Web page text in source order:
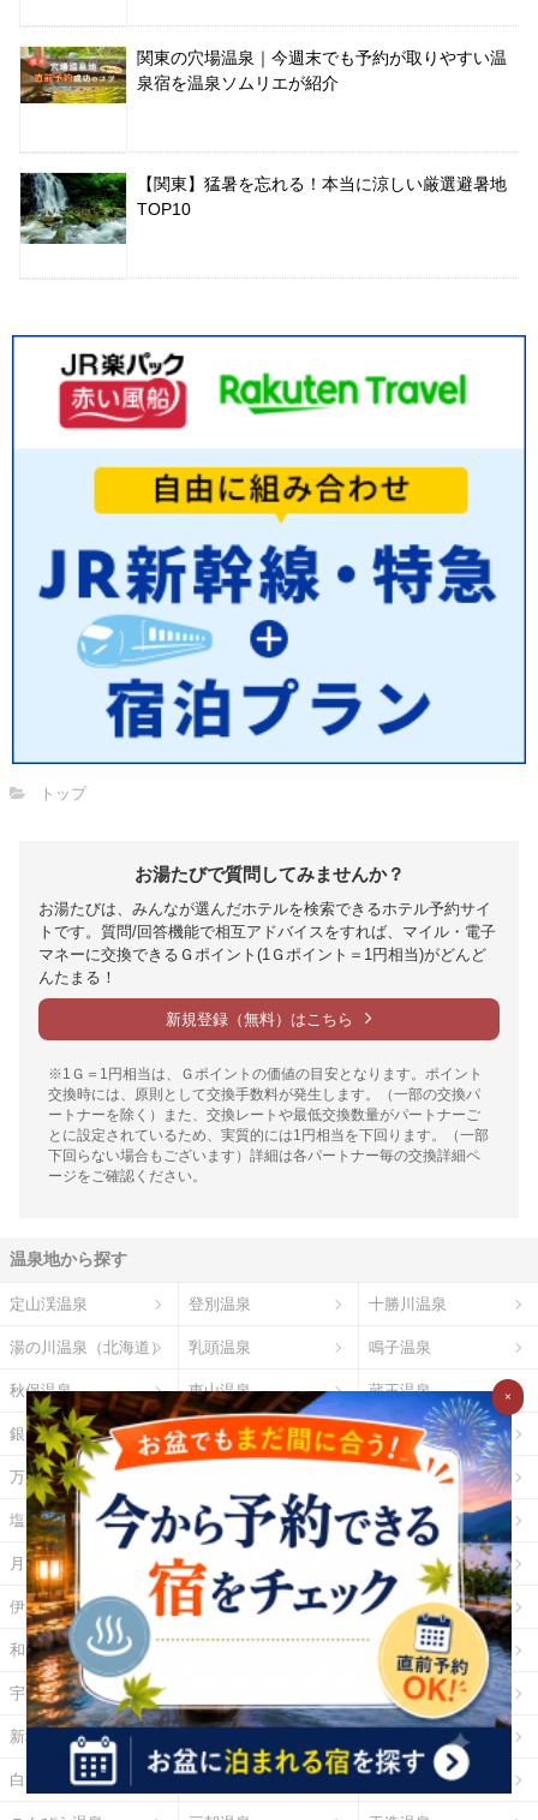
関東の穴場温泉｜今週末でも予約が取りやすい温
泉宿を温泉ソムリエが紹介
【関東】猛暑を忘れる！本当に涼しい厳選避暑地
TOP10
トップ
お湯たびで質問してみませんか？
お湯たびは、みんなが選んだホテルを検索できるホテル予約サイ
トです。質問/回答機能で相互アドバイスをすれば、マイル・電子
マネーに交換できるＧポイント(1Ｇポイント＝1円相当)がどんど
んたまる！
新規登録（無料）はこちら
※1Ｇ＝1円相当は、Ｇポイントの価値の目安となります。ポイント
交換時には、原則として交換手数料が発生します。（一部の交換パ
ートナーを除く）また、交換レートや最低交換数量がパートナーご
とに設定されているため、実質的には1円相当を下回ります。（一部
下回らない場合もございます）詳細は各パートナー毎の交換詳細ペ
ージをご確認ください。
温泉地から探す
定山渓温泉 登別温泉 十勝川温泉
湯の川温泉（北海道） 乳頭温泉 鳴子温泉
秋保温泉 東山温泉 蔵王温泉
銀山温泉 草津温泉 伊香保温泉
万座温泉 鬼怒川温泉
塩原温泉 野沢温泉 白骨温泉
月岡温泉 石和温泉 湯河原温泉
伊東温泉 修善寺温泉 下田温泉（静岡県）
和倉温泉 あわら温泉
宇奈月温泉 平湯温泉
新穂高温泉
白浜温泉 勝浦温泉 道後温泉
×